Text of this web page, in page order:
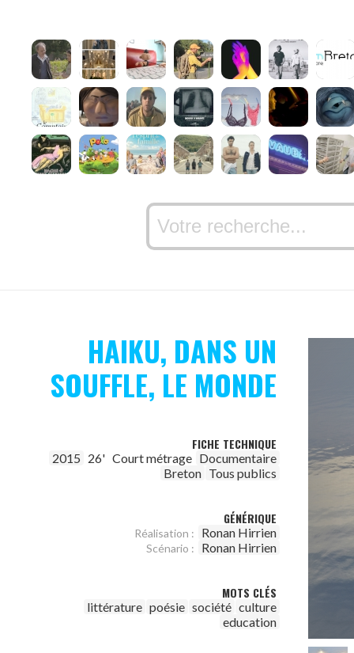
HAIKU, DANS UN
SOUFFLE, LE MONDE
FICHE TECHNIQUE
2015 26' Court métrage Documentaire
Breton Tous publics
GÉNÉRIQUE
Réalisation : Ronan Hirrien
Scénario : Ronan Hirrien
MOTS CLÉS
littérature poésie société culture
education